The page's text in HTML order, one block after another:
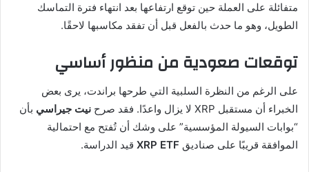
متفائلة على العملة حين توقع ارتفاعها بعد انتهاء فترة التماسك
الطويل، وهو ما حدث بالفعل قبل أن تفقد مكاسبها لاحقًا.
توقعات صعودية من منظور أساسي
على الرغم من النظرة السلبية التي طرحها براندت، يرى بعض
الخبراء أن مستقبل XRP لا يزال واعدًا. فقد صرح
نيت جيراسي بأن
“بوابات السيولة المؤسسية” على وشك أن تُفتح مع احتمالية
الموافقة قريبًا على صناديق XRP ETF قيد الدراسة.